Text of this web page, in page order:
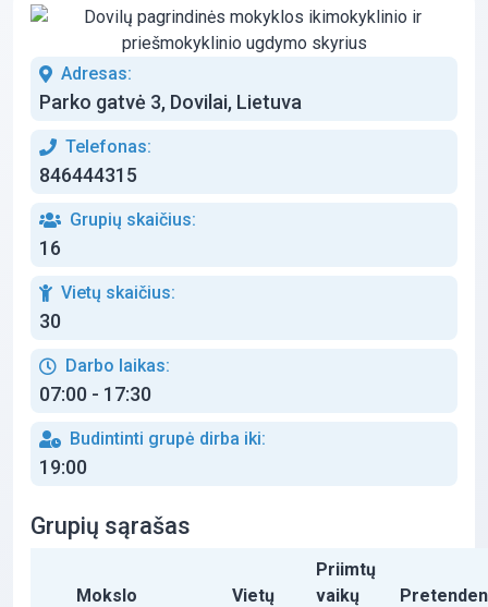
Adresas:
Parko gatvė 3, Dovilai, Lietuva
Telefonas:
846444315
Grupių skaičius:
16
Vietų skaičius:
30
Darbo laikas:
07:00 - 17:30
Budintinti grupė dirba iki:
19:00
Grupių sąrašas
Mokslo
Vietų
Priimtų
vaikų